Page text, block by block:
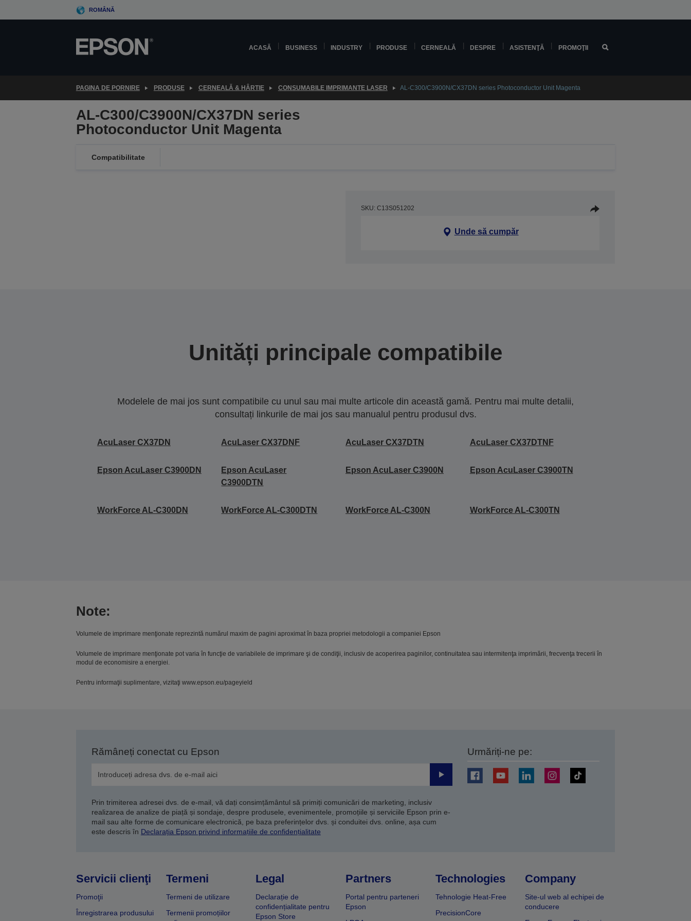
to
ROMÂNĂ
ACASĂ BUSINESS INDUSTRY PRODUSE CERNEALĂ DESPRE ASISTENŢĂ PROMOŢII
PAGINA DE PORNIRE PRODUSE CERNEALĂ & HÂRTIE CONSUMABILE IMPRIMANTE LASER AL-C300/C3900N/CX37DN series Photoconductor Unit Magenta
AL-C300/C3900N/CX37DN series
Photoconductor Unit Magenta
Compatibilitate
SKU: C13S051202
Unde să cumpăr
Unități principale compatibile
Modelele de mai jos sunt compatibile cu unul sau mai multe articole din această gamă. Pentru mai multe detalii,
consultați linkurile de mai jos sau manualul pentru produsul dvs.
AcuLaser CX37DN AcuLaser CX37DNF AcuLaser CX37DTN AcuLaser CX37DTNF
Epson AcuLaser C3900DN
Epson AcuLaser
C3900DTN
Epson AcuLaser C3900N Epson AcuLaser C3900TN
WorkForce AL-C300DN WorkForce AL-C300DTN WorkForce AL-C300N WorkForce AL-C300TN
Note:
Volumele de imprimare menţionate reprezintă numărul maxim de pagini aproximat în baza propriei metodologii a companiei Epson
Volumele de imprimare menţionate pot varia în funcţie de variabilele de imprimare şi de condiţii, inclusiv de acoperirea paginilor, continuitatea sau intermitenţa imprimării, frecvenţa trecerii în
modul de economisire a energiei.
Pentru informaţii suplimentare, vizitaţi www.epson.eu/pageyield
Rămâneți conectat cu Epson
Trimiteți
Prin trimiterea adresei dvs. de e-mail, vă dați consimțământul să primiți comunicări de marketing, inclusiv
realizarea de analize de piață și sondaje, despre produsele, evenimentele, promoțiile și serviciile Epson prin e-
mail sau alte forme de comunicare electronică, pe baza preferințelor dvs. și conduitei dvs. online, așa cum
este descris în Declarația Epson privind informațiile de confidențialitate
Urmăriți-ne pe:
Servicii clienţi
Promoţii
Înregistrarea produsului
Termeni
Termeni de utilizare
Termenii promoțiilor
Legal
Declarație de
confidențialitate pentru
Epson Store
Partners
Portal pentru parteneri
Epson
Technologies
Tehnologie Heat-Free
PrecisionCore
Company
Site-ul web al echipei de
conducere